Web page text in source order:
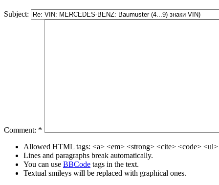
Subject:
Comment: *
Allowed HTML tags: <a> <em> <strong> <cite> <code>
Lines and paragraphs break automatically.
You can use BBCode tags in the text.
Textual smileys will be replaced with graphical ones.